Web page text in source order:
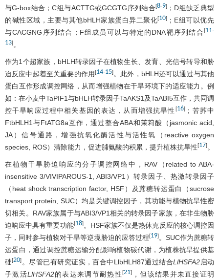
与G-box结合；C组与ACTTG或GCGTG序列结合[8-9] ；D组缺乏典型
的碱性区域，主要与其他bHLH家族蛋白异二聚化[10] ；E组可以优先
与CACGNG序列结合；F组成员可以与特定的DNA靶序列结合[11-
13]。
作为1个超家族，bHLH转录因子在植物生长、发育、光信号转导和胁
迫反应中起着至关重要的作用[14-15]。此外，bHLH还可以通过与其他
蛋白互作形成调控网络，从而增强植物在干旱环境下的适应能力。例
如：在小麦中TaPIF1与bHLH转录因子TaAKS1及TaABI5互作，共同调
控干旱响应过程中相关基因的表达，从而增强抗旱性 [16]；苦荞中
FtbHLH1与FtATG8a互作，通过整合ABA和茉莉酸（jasmonic acid,
JA）信号通路，增强抗氧化酶活性与活性氧（reactive oxygen
species, ROS）清除能力，促进脯氨酸的积累，提升植株抗旱性[17]。
在植物干旱胁迫响应的分子调控网络中，RAV（related to ABA-
insensitive 3/VIVIPAROUS-1, ABI3/VP1）转录因子、热激转录因子
（heat shock transcription factor, HSF）及蔗糖转运蛋白（sucrose
transport protein, SUC）均是关键调控因子，其功能与植物抗旱性密
切相关。RAV家族属于与ABI3/VP1相关的转录因子家族，在非生物胁
迫响应中具有重要功能[18]。HSF家族不仅是热休克反应的核心调控因
子，同时参与植物对干旱等逆境胁迫的应答过程[19]。SUC作为蔗糖转
运蛋白，通过调控蔗糖运输分配影响植物碳代谢，为植株抗旱提供基
础[20] 。尽管已有研究证实，百合中LlbHLH87通过结合LlHSFA2启动
子激活LlHSFA2的表达来调节耐热性[21]，但该结果并未直接证明